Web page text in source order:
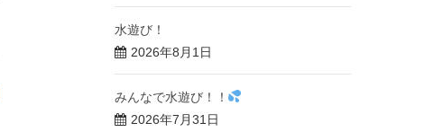
水遊び！
2026年8月1日
みんなで水遊び！！
2026年7月31日